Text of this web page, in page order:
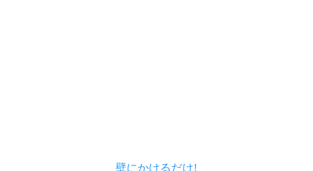
壁にかけるだけ!